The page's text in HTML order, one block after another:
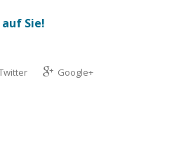
Sie!
Google+